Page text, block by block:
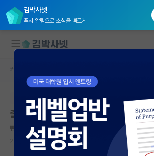
김박사넷
푸시 알림으로 소식을 빠르게
대학원생 모집
국내대학원 정보
연구실&오픈랩
커뮤니티
커뮤니티 홈
본문이 수정되지 않는 박제글입니다.
졸업, 가능할까요?
뻔뻔한 알렉산더 플레밍
2024.05.29 6 1282